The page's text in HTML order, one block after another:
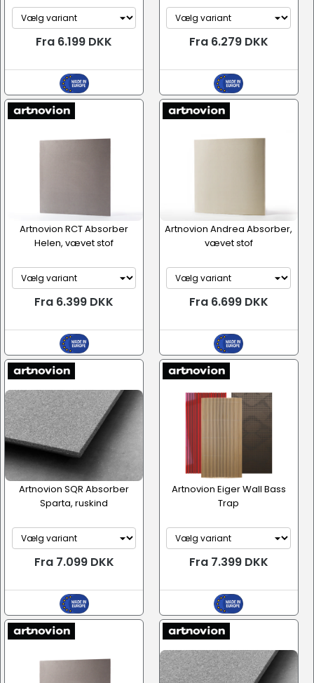
Fra 6.199 DKK Fra 6.279 DKK
Artnovion RCT Absorber
Helen, vævet stof
Fra 6.399 DKK
Artnovion Andrea Absorber,
vævet stof
Fra 6.699 DKK
Artnovion SQR Absorber
Sparta, ruskind
Fra 7.099 DKK
Artnovion Eiger Wall Bass
Trap
Fra 7.399 DKK